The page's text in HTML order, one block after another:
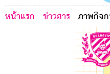
หน้าแรก ข่าวสาร ภาพกิจ